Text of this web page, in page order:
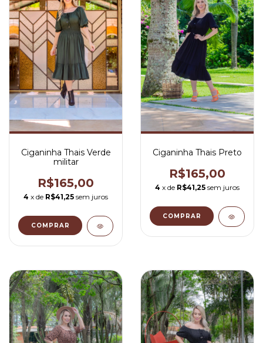
Ciganinha Thais Verde
militar
R$165,00
4 x de R$41,25 sem juros
COMPRAR
Ciganinha Thais Preto
R$165,00
4 x de R$41,25 sem juros
COMPRAR